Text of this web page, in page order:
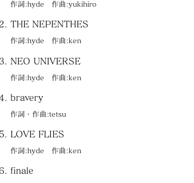
作詞:hyde 作曲:yukihiro
THE NEPENTHES
作詞:hyde 作曲:ken
NEO UNIVERSE
作詞:hyde 作曲:ken
bravery
作詞・作曲:tetsu
LOVE FLIES
作詞:hyde 作曲:ken
finale